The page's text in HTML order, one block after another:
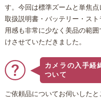
す。今回は標準ズームと単焦
取扱説明書・バッテリー・ス
用感も非常に少なく美品の範
けさせていただきました。
カメラの入手経
ついて
ご依頼品についてお伺いした